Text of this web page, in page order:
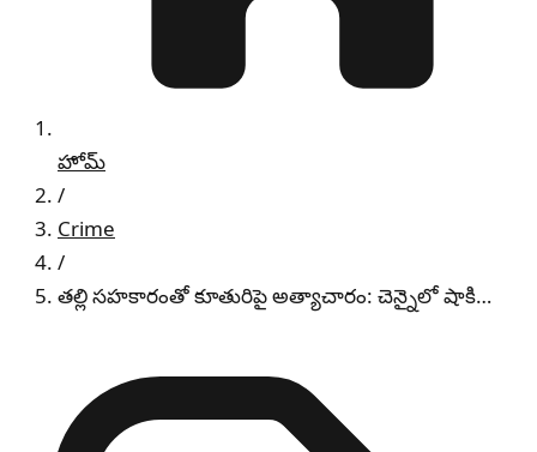
హోమ్
/
Crime
/
తల్లి సహకారంతో కూతురిపై అత్యాచారం: చెన్నైలో షాకి…